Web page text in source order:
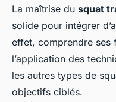
La maîtrise du squat
solide pour intégrer
effet, comprendre ses
l’application des
les autres types de
objectifs ciblés.